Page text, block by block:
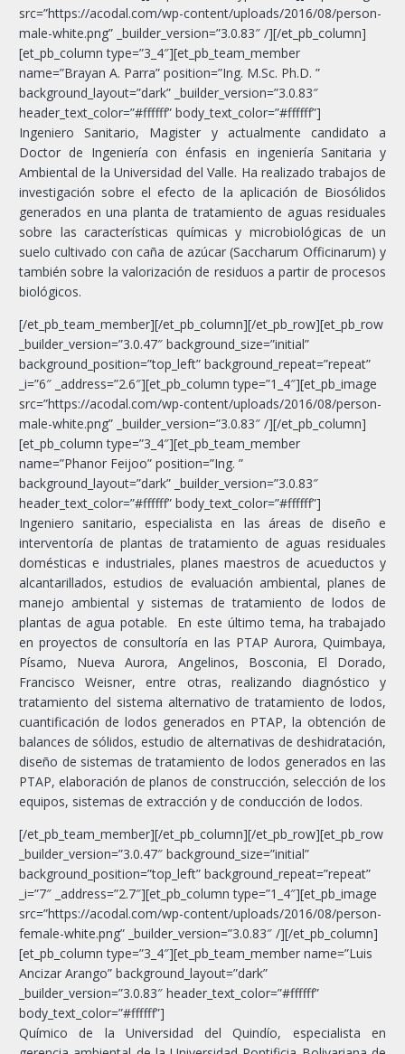
src=”https://acodal.com/wp-content/uploads/2016/08/person-
male-white.png” _builder_version=”3.0.83″ /][/et_pb_column]
[et_pb_column type=”3_4″][et_pb_team_member
name=”Brayan A. Parra” position=”Ing. M.Sc. Ph.D. ”
background_layout=”dark” _builder_version=”3.0.83″
header_text_color=”#ffffff” body_text_color=”#ffffff”]
Ingeniero Sanitario, Magister y actualmente candidato a
Doctor de Ingeniería con énfasis en ingeniería Sanitaria y
Ambiental de la Universidad del Valle. Ha realizado trabajos de
investigación sobre el efecto de la aplicación de Biosólidos
generados en una planta de tratamiento de aguas residuales
sobre las características químicas y microbiológicas de un
suelo cultivado con caña de azúcar (Saccharum Officinarum) y
también sobre la valorización de residuos a partir de procesos
biológicos.
[/et_pb_team_member][/et_pb_column][/et_pb_row][et_pb_row
_builder_version=”3.0.47″ background_size=”initial”
background_position=”top_left” background_repeat=”repeat”
_i=”6″ _address=”2.6″][et_pb_column type=”1_4″][et_pb_image
src=”https://acodal.com/wp-content/uploads/2016/08/person-
male-white.png” _builder_version=”3.0.83″ /][/et_pb_column]
[et_pb_column type=”3_4″][et_pb_team_member
name=”Phanor Feijoo” position=”Ing. ”
background_layout=”dark” _builder_version=”3.0.83″
header_text_color=”#ffffff” body_text_color=”#ffffff”]
Ingeniero sanitario, especialista en las áreas de diseño e
interventoría de plantas de tratamiento de aguas residuales
domésticas e industriales, planes maestros de acueductos y
alcantarillados, estudios de evaluación ambiental, planes de
manejo ambiental y sistemas de tratamiento de lodos de
plantas de agua potable. En este último tema, ha trabajado
en proyectos de consultoría en las PTAP Aurora, Quimbaya,
Písamo, Nueva Aurora, Angelinos, Bosconia, El Dorado,
Francisco Weisner, entre otras, realizando diagnóstico y
tratamiento del sistema alternativo de tratamiento de lodos,
cuantificación de lodos generados en PTAP, la obtención de
balances de sólidos, estudio de alternativas de deshidratación,
diseño de sistemas de tratamiento de lodos generados en las
PTAP, elaboración de planos de construcción, selección de los
equipos, sistemas de extracción y de conducción de lodos.
[/et_pb_team_member][/et_pb_column][/et_pb_row][et_pb_row
_builder_version=”3.0.47″ background_size=”initial”
background_position=”top_left” background_repeat=”repeat”
_i=”7″ _address=”2.7″][et_pb_column type=”1_4″][et_pb_image
src=”https://acodal.com/wp-content/uploads/2016/08/person-
female-white.png” _builder_version=”3.0.83″ /][/et_pb_column]
[et_pb_column type=”3_4″][et_pb_team_member name=”Luis
Ancizar Arango” background_layout=”dark”
_builder_version=”3.0.83″ header_text_color=”#ffffff”
body_text_color=”#ffffff”]
Químico de la Universidad del Quindío, especialista en